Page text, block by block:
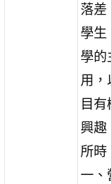
落差
學生
學的
用，
目
興趣
所時
一、